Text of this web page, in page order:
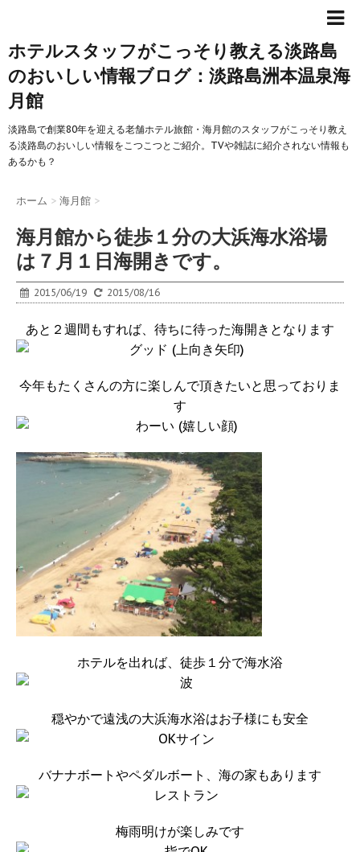
ホテルスタッフがこっそり教える淡路島
のおいしい情報ブログ：淡路島洲本温泉海
月館
淡路島で創業80年を迎える老舗ホテル旅館・海月館のスタッフがこっそり教え
る淡路島のおいしい情報をこつこつとご紹介。TVや雑誌に紹介されない情報も
あるかも？
ホーム > 海月館 >
海月館から徒歩１分の大浜海水浴場
は７月１日海開きです。
2015/06/19 2015/08/16
あと２週間もすれば、待ちに待った海開きとなります
今年もたくさんの方に楽しんで頂きたいと思っておりま
す
ホテルを出れば、徒歩１分で海水浴
穏やかで遠浅の大浜海水浴はお子様にも安全
バナナボートやペダルボート、海の家もあります
梅雨明けが楽しみです